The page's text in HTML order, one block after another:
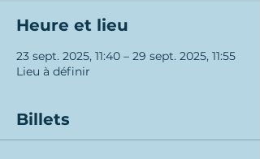
Heure et lieu
23 sept. 2025, 11:40 – 29 sept. 2025, 11:55
Lieu à définir
Billets